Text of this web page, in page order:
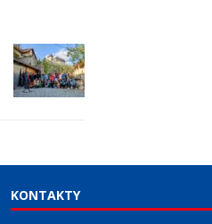
KONTAKTY